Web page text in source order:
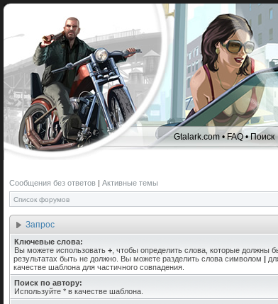
Gtalark.com •FAQ•Поиск
Сообщения без ответов | Активные темы
Список форумов
Запрос
Ключевые слова:
Вы можете использовать + , чтобы определить слова, которые должны
результатах быть не должно. Вы можете разделить слова символом |
качестве шаблона для частичного совпадения.
Поиск по автору:
Используйте * в качестве шаблона.